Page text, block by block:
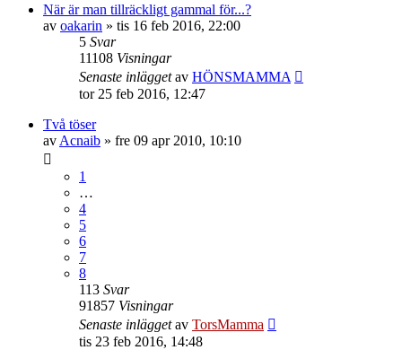
När är man tillräckligt gammal för...?
av oakarin » tis 16 feb 2016, 22:00
5 Svar
11108 Visningar
Senaste inläggetav HÖNSMAMMA
tor 25 feb 2016, 12:47
Två töser
av Acnaib » fre 09 apr 2010, 10:10
1
…
4
5
6
7
8
113 Svar
91857 Visningar
Senaste inläggetav TorsMamma
tis 23 feb 2016, 14:48